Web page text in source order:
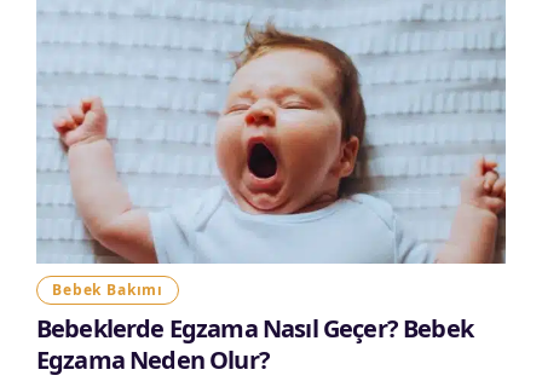
Bebek Bakımı
Bebeklerde Egzama Nasıl Geçer? Bebek
Egzama Neden Olur?